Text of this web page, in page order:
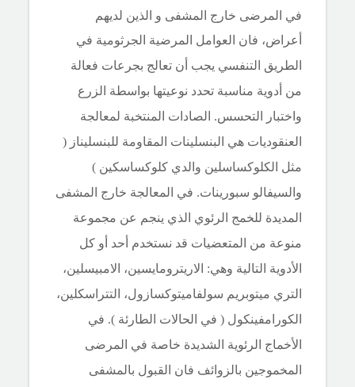
في المرضى خارج المشفى و الذين لديهم
أعراض، فان العوامل المرضية الجرثومية في
الطريق التنفسي يجب أن تعالج بجرعات فعالة
من أدوية مناسبة تحدد نوعيتها بواسطة الزرع
واختبار التحسس. الصادات المنتخبة لمعالجة
العنقوديات هي البنسلينات المقاومة للبنسليناز (
مثل الكلوكساسلين والدي كلوكساسكين )
والسيفالو سبورينات. في المعالجة خارج المشفى
المديدة للخمج الرئوي الذي ينجم عن مجموعة
منوعة من المتعضيات قد نستخدم أحد أو كل
الأدوية التالية وهي: الاريترومايسين، الامبيسلين،
التري ميتوبريم سولفاميتوكسازول، التتراسكلين،
الكورامفينكول ( في الحالات الطارئة ). في
الأخماج الرئوية الشديدة خاصة في المرضى
المخموجين بالزوائف فان القبول بالمشفى